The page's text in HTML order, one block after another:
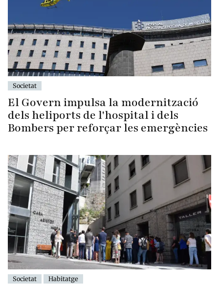
Societat
El Govern impulsa la modernització
dels heliports de l'hospital i dels
Bombers per reforçar les emergències
Societat Habitatge